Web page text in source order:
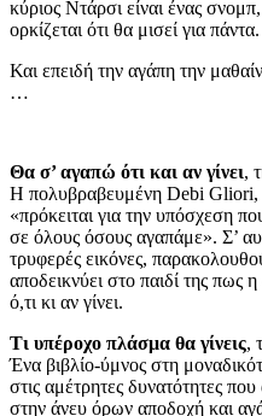
κύριος Ντάρσι είναι ένας
ορκίζεται ότι θα μισεί για
Και επειδή την αγάπη την
…
Θα σ’ αγαπώ ότι και αν γίνει,
Η πολυβραβευμένη Debi Gliori,
«πρόκειται για την υπόσχεση
σε όλους όσους αγαπάμε». Σ’
τρυφερές εικόνες,
αποδεικνύει στο παιδί της πως
ό,τι κι αν γίνει.
Τι υπέροχο πλάσμα θα γίνεις,
Ένα βιβλίο-ύμνος στη
στις αμέτρητες δυνατότητες
στην άνευ όρων αποδοχή και